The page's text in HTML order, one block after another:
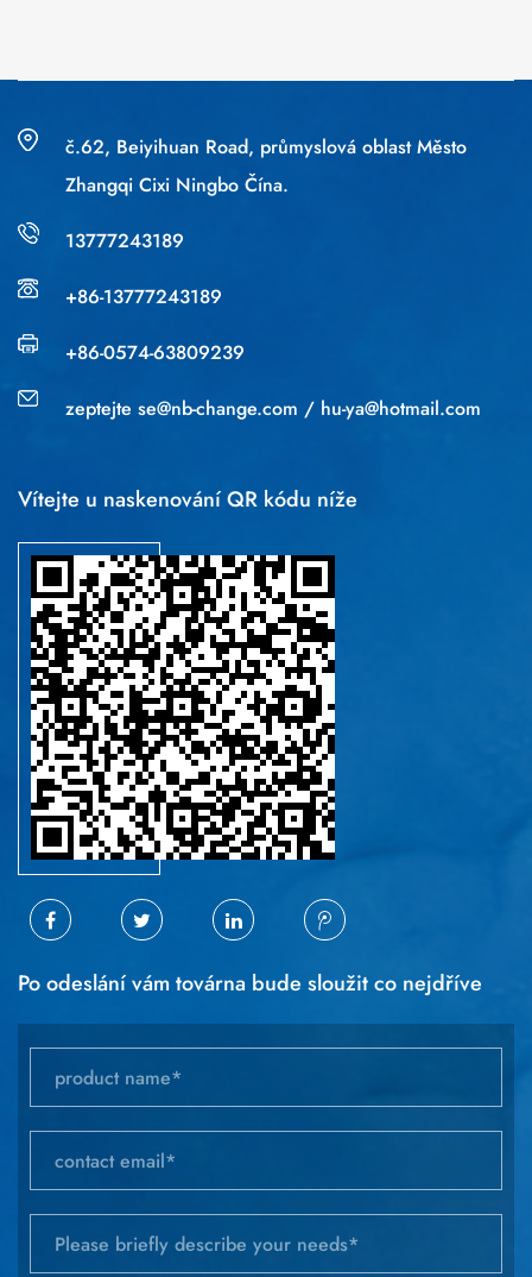
č.62, Beiyihuan Road, průmyslová oblast Město
Zhangqi Cixi Ningbo Čína.
13777243189
+86-13777243189
+86-0574-63809239
zeptejte se@nb-change.com / hu-ya@hotmail.com
Vítejte u naskenování QR kódu níže
Po odeslání vám továrna bude sloužit co nejdříve